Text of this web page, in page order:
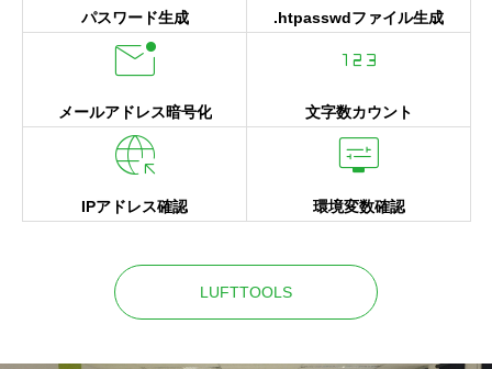
パスワード生成 .htpasswdファイル生成

メールアドレス暗号化

文字数カウント

IPアドレス確認

環境変数確認
LUFTTOOLS